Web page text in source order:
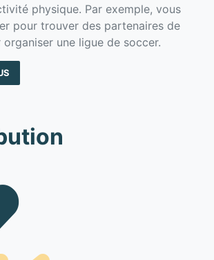
physique. Par exemple, vous
pour trouver des partenaires de
une ligue de soccer.